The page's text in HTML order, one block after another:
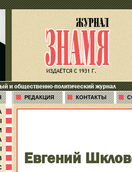
и общественно-политический журнал
РЕДАКЦИЯ КОНТАКТЫ
Евгений